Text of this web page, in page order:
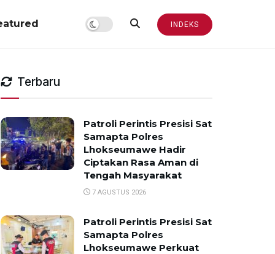
INDEKS
Terbaru
Patroli Perintis Presisi Sat
Samapta Polres
Lhokseumawe Hadir
Ciptakan Rasa Aman di
Tengah Masyarakat
7 AGUSTUS 2026
Patroli Perintis Presisi Sat
Samapta Polres
Lhokseumawe Perkuat